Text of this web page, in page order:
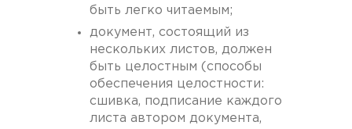
быть легко читаемым;
документ, состоящий из
нескольких листов, должен
быть целостным (способы
обеспечения целостности:
сшивка, подписание каждого
листа автором документа,